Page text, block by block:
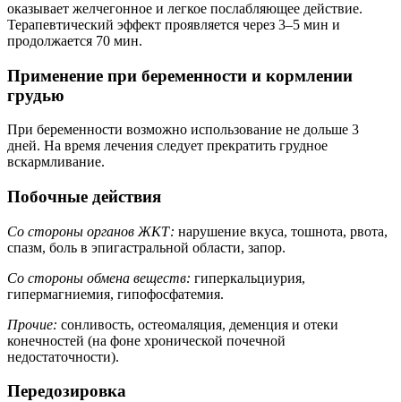
оказывает желчегонное и легкое послабляющее действие.
Терапевтический эффект проявляется через 3–5 мин и
продолжается 70 мин.
Применение при беременности и кормлении
грудью
При беременности возможно использование не дольше 3
дней. На время лечения следует прекратить грудное
вскармливание.
Побочные действия
Со стороны органов ЖКТ: нарушение вкуса, тошнота, рвота,
спазм, боль в эпигастральной области, запор.
Со стороны обмена веществ: гиперкальциурия,
гипермагниемия, гипофосфатемия.
Прочие: сонливость, остеомаляция, деменция и отеки
конечностей (на фоне хронической почечной
недостаточности).
Передозировка